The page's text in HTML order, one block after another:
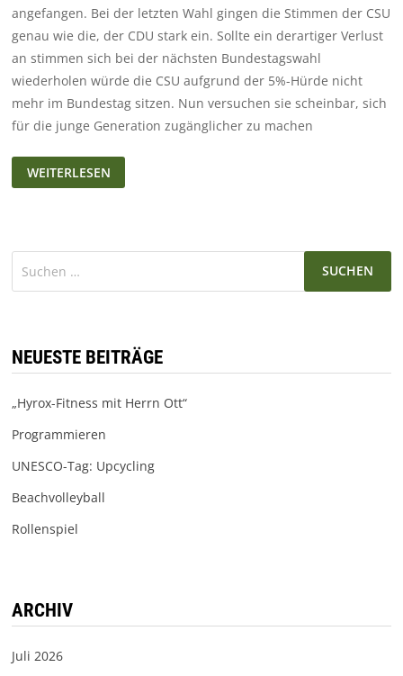
angefangen. Bei der letzten Wahl gingen die Stimmen der CSU
genau wie die, der CDU stark ein. Sollte ein derartiger Verlust
an stimmen sich bei der nächsten Bundestagswahl
wiederholen würde die CSU aufgrund der 5%-Hürde nicht
mehr im Bundestag sitzen. Nun versuchen sie scheinbar, sich
für die junge Generation zugänglicher zu machen
CSU-
YOUTUBER?
–
WEITERLESEN
NEUESTE BEITRÄGE
„Hyrox-Fitness mit Herrn Ott“
Programmieren
UNESCO-Tag: Upcycling
Beachvolleyball
Rollenspiel
ARCHIV
Juli 2026